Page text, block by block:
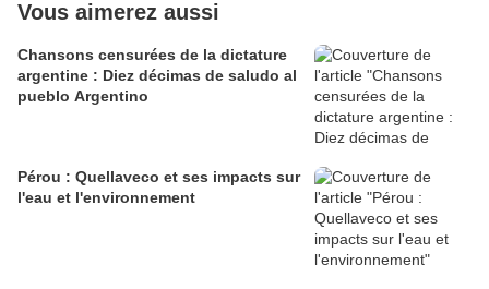
Vous aimerez aussi
Chansons censurées de la dictature
argentine : Diez décimas de saludo al
pueblo Argentino
Pérou : Quellaveco et ses impacts sur
l'eau et l'environnement